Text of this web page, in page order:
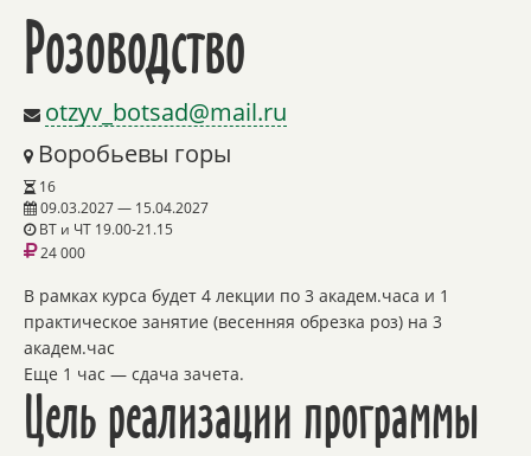
Розоводство
Воробьевы горы
otzyv_botsad@mail.ru
16
09.03.2027 — 15.04.2027
ВТ и ЧТ 19.00-21.15
24 000
В рамках курса будет 4 лекции по 3 академ.часа и 1
практическое занятие (весенняя обрезка роз) на 3
академ.час
Еще 1 час — сдача зачета.
Цель реализации программы